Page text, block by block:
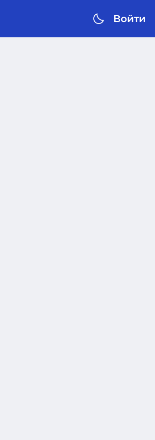
Войти